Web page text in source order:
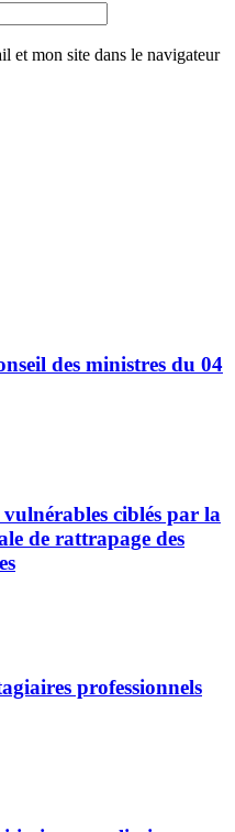
et mon site dans le navigateur
des ministres du 04
ciblés par la
de rattrapage des
professionnels